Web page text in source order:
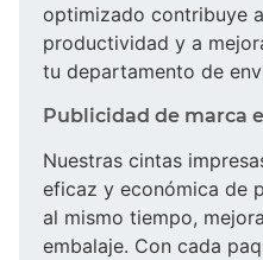
optimizado contribuye
productividad y a
tu departamento de
Publicidad de marca
Nuestras cintas
eficaz y económica de
al mismo tiempo,
embalaje. Con cada